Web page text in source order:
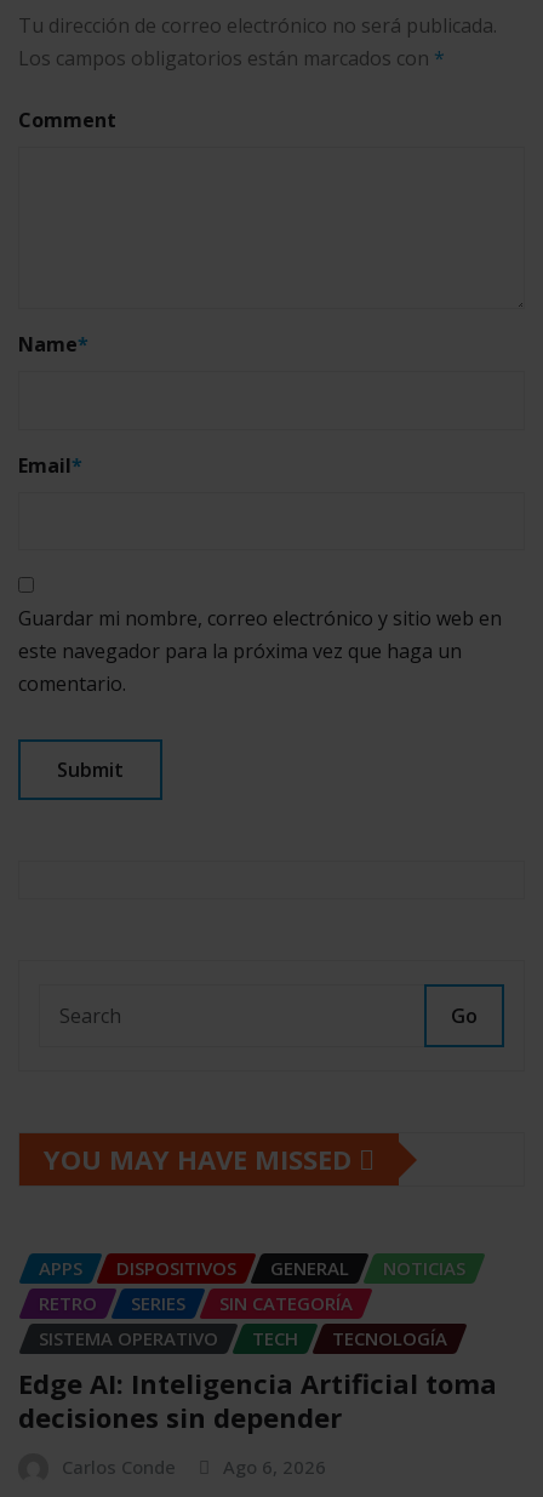
Tu dirección de correo electrónico no será publicada.
Los campos obligatorios están marcados con *
Comment
Name*
Email*
Guardar mi nombre, correo electrónico y sitio web en
este navegador para la próxima vez que haga un
comentario.
Go
YOU MAY HAVE MISSED
APPS DISPOSITIVOS GENERAL
NOTICIAS
RETRO
SERIES
SIN CATEGORÍA
SISTEMA OPERATIVO
TECH TECNOLOGÍA
Edge AI: Inteligencia Artificial toma
decisiones sin depender
Carlos Conde Ago 6, 2026